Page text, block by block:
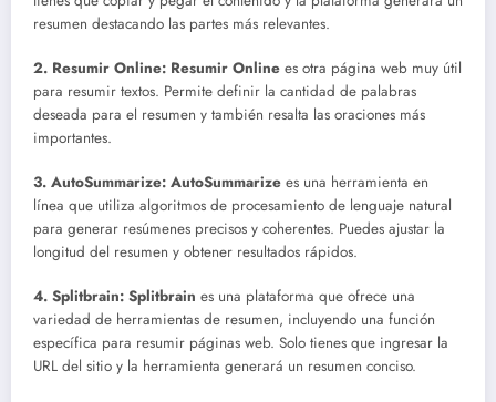
resumen destacando las partes más relevantes.
2. Resumir Online: Resumir Online es otra página web muy útil
para resumir textos. Permite definir la cantidad de palabras
deseada para el resumen y también resalta las oraciones más
importantes.
3. AutoSummarize: AutoSummarize es una herramienta en
línea que utiliza algoritmos de procesamiento de lenguaje natural
para generar resúmenes precisos y coherentes. Puedes ajustar la
longitud del resumen y obtener resultados rápidos.
4. Splitbrain: Splitbrain es una plataforma que ofrece una
variedad de herramientas de resumen, incluyendo una función
específica para resumir páginas web. Solo tienes que ingresar la
URL del sitio y la herramienta generará un resumen conciso.